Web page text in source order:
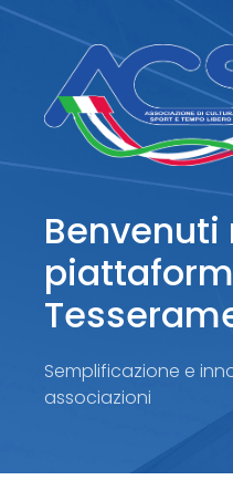
Benvenuti
Semplificazione e
associazioni